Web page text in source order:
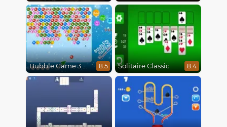
Bubble Game 3 Christmas 8.5 Solitaire Classic 8.4